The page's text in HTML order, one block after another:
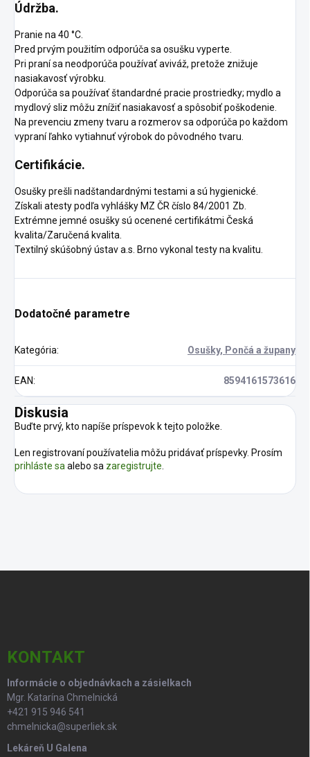
Údržba.
Pranie na 40 °C.
Pred prvým použitím odporúča sa osušku vyperte.
Pri praní sa neodporúča používať aviváž, pretože znižuje
nasiakavosť výrobku.
Odporúča sa používať štandardné pracie prostriedky; mydlo a
mydlový sliz môžu znížiť nasiakavosť a spôsobiť poškodenie.
Na prevenciu zmeny tvaru a rozmerov sa odporúča po každom
vypraní ľahko vytiahnuť výrobok do pôvodného tvaru.
Certifikácie.
Osušky prešli nadštandardnými testami a sú hygienické.
Získali atesty podľa vyhlášky MZ ČR číslo 84/2001 Zb.
Extrémne jemné osušky sú ocenené certifikátmi Česká
kvalita/Zaručená kvalita.
Textilný skúšobný ústav a.s. Brno vykonal testy na kvalitu.
Dodatočné parametre
Kategória: Osušky, Pončá a župany
EAN: 8594161573616
Diskusia
Buďte prvý, kto napíše príspevok k tejto položke.
Len registrovaní používatelia môžu pridávať príspevky. Prosím
prihláste saalebo sa zaregistrujte.
KONTAKT
Informácie o objednávkach a zásielkach
Mgr. Katarína Chmelnická
+421 915 946 541
chmelnicka@superliek.sk
Lekáreň U Galena